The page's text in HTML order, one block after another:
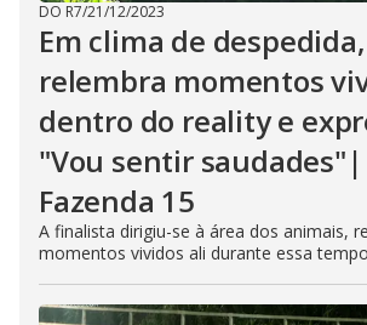
DO R7/21/12/2023
Em clima de
relembra momentos
dentro do reality e
"Vou sentir saudades"|
Fazenda 15
A finalista dirigiu-se à área dos animais,
momentos vividos ali durante essa